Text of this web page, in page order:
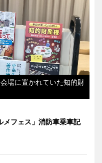
場に置かれていた知的財
メフェス」消防車乗車記